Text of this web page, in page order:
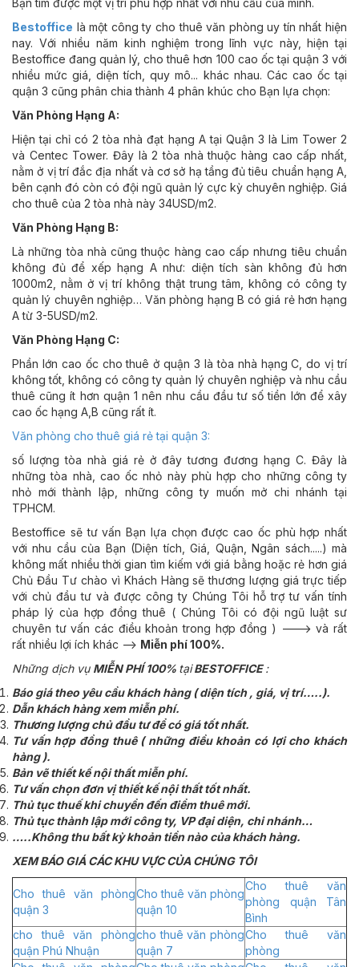
Bestoffice là một công ty cho thuê văn phòng uy tín nhất hiện
nay. Với nhiều năm kinh nghiệm trong lĩnh vực này, hiện tại
Bestoffice đang quản lý, cho thuê hơn 100 cao ốc tại quận 3 với
nhiều mức giá, diện tích, quy mô... khác nhau. Các cao ốc tại
quận 3 cũng phân chia thành 4 phân khúc cho Bạn lựa chọn:
Văn Phòng Hạng A:
Hiện tại chỉ có 2 tòa nhà đạt hạng A tại Quận 3 là Lim Tower 2
và Centec Tower. Đây là 2 tòa nhà thuộc hàng cao cấp nhất,
nằm ở vị trí đắc địa nhất và cơ sở hạ tầng đủ tiêu chuẩn hạng A,
bên cạnh đó còn có đội ngũ quản lý cực kỳ chuyên nghiệp. Giá
cho thuê của 2 tòa nhà này 34USD/m2.
Văn Phòng Hạng B:
Là những tòa nhà cũng thuộc hàng cao cấp nhưng tiêu chuẩn
không đủ để xếp hạng A như: diện tích sàn không đủ hơn
1000m2, nằm ở vị trí không thật trung tâm, không có công ty
quản lý chuyên nghiệp… Văn phòng hạng B có giá rẻ hơn hạng
A từ 3-5USD/m2.
Văn Phòng Hạng C:
Phần lớn cao ốc cho thuê ở quận 3 là tòa nhà hạng C, do vị trí
không tốt, không có công ty quản lý chuyên nghiệp và nhu cầu
thuê cũng ít hơn quận 1 nên nhu cầu đầu tư số tiền lớn để xây
cao ốc hạng A,B cũng rất ít.
Văn phòng cho thuê giá rẻ tại quận 3:
số lượng tòa nhà giá rẻ ở đây tương đương hạng C. Đây là
những tòa nhà, cao ốc nhỏ này phù hợp cho những công ty
nhỏ mới thành lập, những công ty muốn mở chi nhánh tại
TPHCM.
Bestoffice sẽ tư vấn Bạn lựa chọn được cao ốc phù hợp nhất
với nhu cầu của Bạn (Diện tích, Giá, Quận, Ngân sách.....) mà
không mất nhiều thời gian tìm kiếm với giá bằng hoặc rẻ hơn giá
Chủ Đầu Tư chào vì Khách Hàng sẽ thương lượng giá trực tiếp
với chủ đầu tư và được công ty Chúng Tôi hỗ trợ tư vấn tính
pháp lý của hợp đồng thuê ( Chúng Tôi có đội ngũ luật sư
chuyên tư vấn các điều khoản trong hợp đồng ) ---> và rất
rất nhiều lợi ích khác --> Miễn phí 100%.
Những dịch vụ MIỄN PHÍ 100% tạiBESTOFFICE:
Báo giá theo yêu cầu khách hàng ( diện tích , giá, vị trí…..).
Dẫn khách hàng xem miễn phí.
Thương lượng chủ đầu tư để có giá tốt nhất.
Tư vấn hợp đồng thuê ( những điều khoản có lợi cho khách
hàng ).
Bản vẽ thiết kế nội thất miễn phí.
Tư vấn chọn đơn vị thiết kế nội thất tốt nhất.
Thủ tục thuế khi chuyển đến điểm thuê mới.
Thủ tục thành lập mới công ty, VP đại diện, chi nhánh…
…..Không thu bất kỳ khoản tiền nào của khách hàng.
XEM BÁO GIÁ CÁC KHU VỰC CỦA CHÚNG TÔI
Cho thuê văn phòng
quận 3
Cho thuê văn phòng
quận 10
Cho thuê văn
phòng quận Tân
Bình
cho thuê văn phòng
quận Phú Nhuận
cho thuê văn phòng
quận 7
Cho thuê văn
phòng